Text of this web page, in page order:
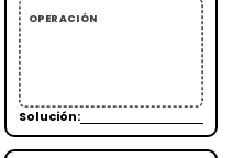
OPERACIÓN
Solución: